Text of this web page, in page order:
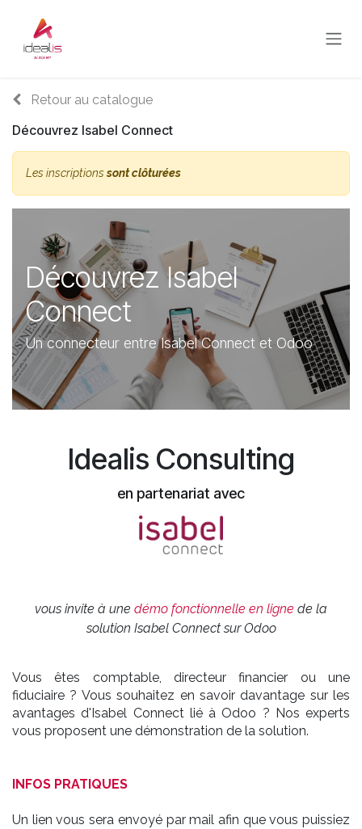
Retour au catalogue
Découvrez Isabel Connect
Les inscriptionssont clôturées
Découvrez Isabel
Connect
Un connecteur entre Isabel Connect et Odoo
Idealis Consulting
en partenariat avec
vous invite à une démo fonctionnelle en ligne de la
solution Isabel Connect sur Odoo
Vous êtes comptable, directeur financier ou une
fiduciaire ? Vous souhaitez en savoir davantage sur les
avantages d'Isabel Connect lié à Odoo ? Nos experts
vous proposent une démonstration de la solution.
INFOS PRATIQUES
Un lien vous sera envoyé par mail afin que vous puissiez